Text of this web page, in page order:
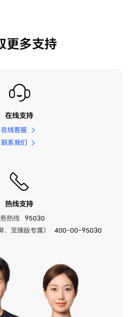
更多支持
在线支持
在线客服
联系我们
热线支持
热线
95030
至臻版专属）
400-00-95030